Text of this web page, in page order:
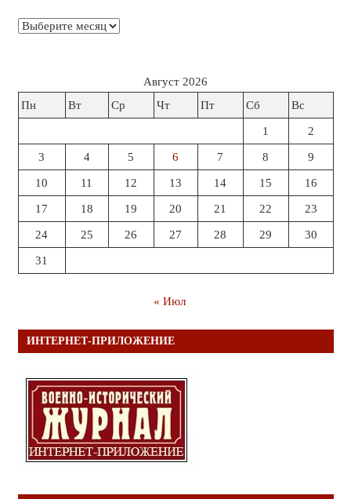
Архивы
Август 2026
Пн
Вт Ср Чт Пт Сб Вс
1 2
3 4 5 6 7 8 9
10 11 12 13 14 15 16
17 18 19 20 21 22 23
24 25 26 27 28 29 30
31
« Июл
ИНТЕРНЕТ-ПРИЛОЖЕНИЕ